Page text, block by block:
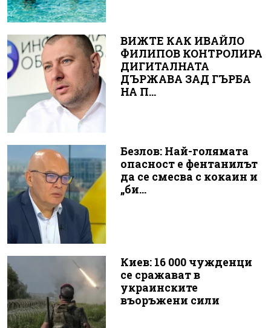
ВИЖТЕ КАК ИВАЙЛО
ФИЛИПОВ КОНТРОЛИРА
ДИГИТАЛНАТА
ДЪРЖАВА ЗАД ГЪРБА
НА П...
Безлов: Най-голямата
опасност е фентанилът
да се смесва с кокаин и
„би...
Киев: 16 000 чужденци
се сражават в
украинските
въоръжени сили